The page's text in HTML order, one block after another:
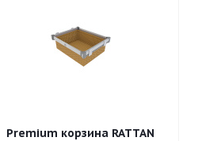
Premium корзина RATTAN